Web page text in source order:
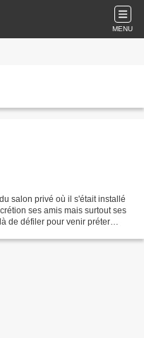
MENU
salon privé où il s'était installé
ses amis mais surtout ses
de défiler pour venir préter